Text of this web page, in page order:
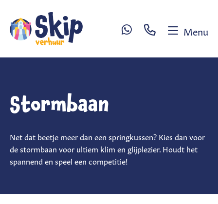
Menu
Stormbaan
Net dat beetje meer dan een springkussen? Kies dan voor
de stormbaan voor ultiem klim en glijplezier. Houdt het
spannend en speel een competitie!